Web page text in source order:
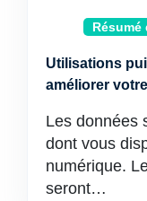
Utilisations
améliorer
Les données
dont vous
numérique.
seront…